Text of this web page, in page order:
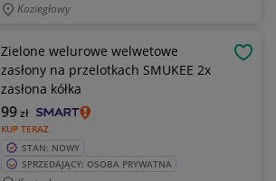
Koziegłowy
Zielone welurowe welwetowe
zasłony na przelotkach SMUKEE 2x
zasłona kółka
KUP TERAZ
99zł
STAN: NOWY
SPRZEDAJĄCY: OSOBA PRYWATNA